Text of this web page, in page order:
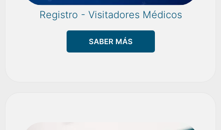
Registro - Visitadores Médicos
SABER MÁS